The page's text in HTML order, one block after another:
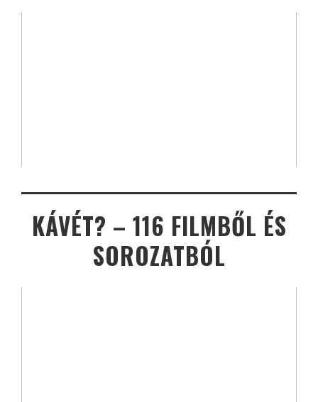
KÁVÉT? – 116 FILMBŐL ÉS
SOROZATBÓL